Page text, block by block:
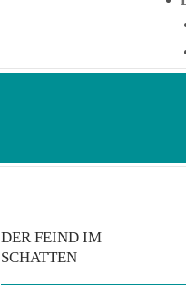
DER FEIND IM
SCHATTEN